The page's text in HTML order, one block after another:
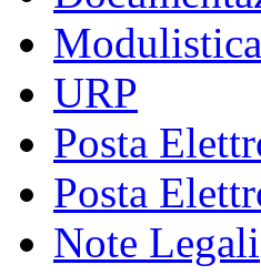
Modulistica
URP
Posta
Posta
Note Legali